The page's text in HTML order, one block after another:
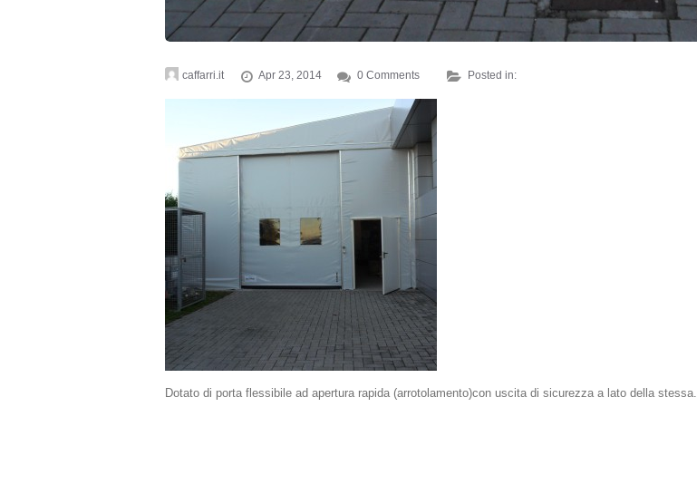
caffarri.it Apr 23, 2014 0 Comments Posted in:
Dotato di porta flessibile ad apertura rapida (arrotolamento)con uscita di sicurezza a lato della stessa.